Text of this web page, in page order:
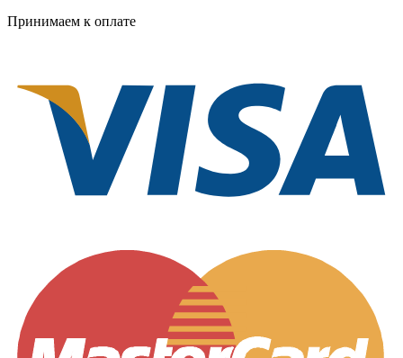
Принимаем к оплате